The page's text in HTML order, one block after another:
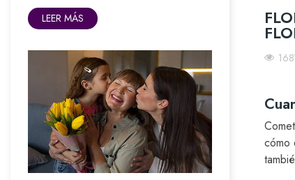
LEER MÁS
cómo